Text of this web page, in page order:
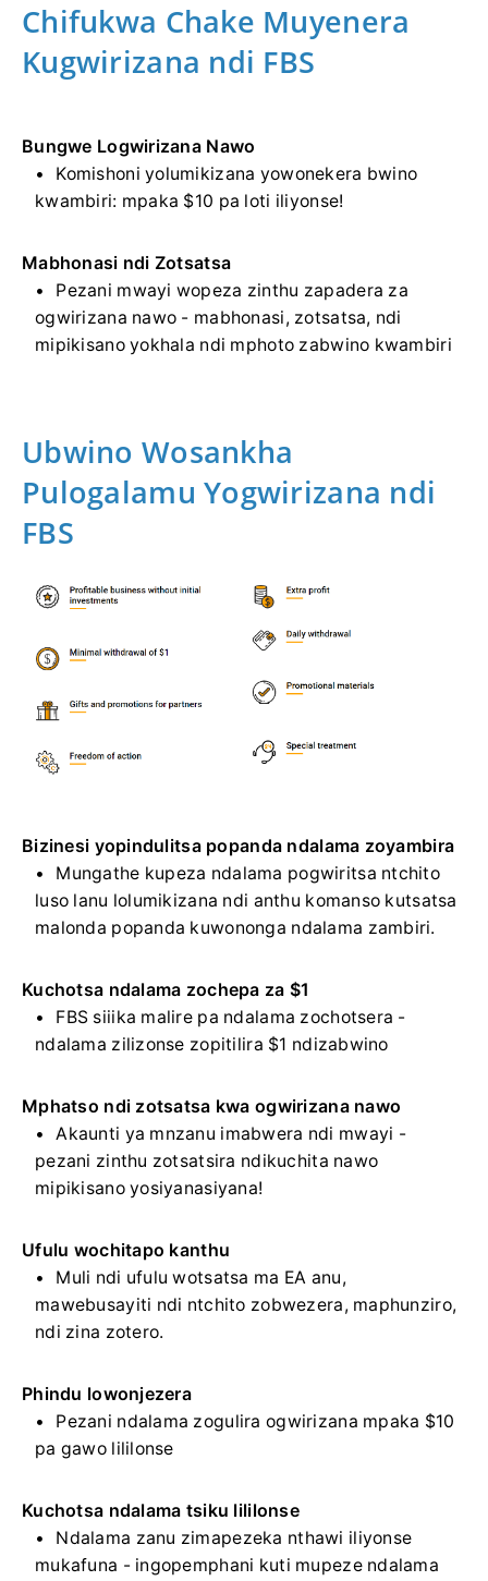
Chifukwa Chake Muyenera
Kugwirizana ndi FBS
Bungwe Logwirizana Nawo
Komishoni yolumikizana yowonekera bwino
kwambiri: mpaka $10 pa loti iliyonse!
Mabhonasi ndi Zotsatsa
Pezani mwayi wopeza zinthu zapadera za
ogwirizana nawo - mabhonasi, zotsatsa, ndi
mipikisano yokhala ndi mphoto zabwino kwambiri
Ubwino Wosankha
Pulogalamu Yogwirizana ndi
FBS
Bizinesi yopindulitsa popanda ndalama zoyambira
Mungathe kupeza ndalama pogwiritsa ntchito
luso lanu lolumikizana ndi anthu komanso kutsatsa
malonda popanda kuwononga ndalama zambiri.
Kuchotsa ndalama zochepa za $1
FBS siiika malire pa ndalama zochotsera -
ndalama zilizonse zopitilira $1 ndizabwino
Mphatso ndi zotsatsa kwa ogwirizana nawo
Akaunti ya mnzanu imabwera ndi mwayi -
pezani zinthu zotsatsira ndikuchita nawo
mipikisano yosiyanasiyana!
Ufulu wochitapo kanthu
Muli ndi ufulu wotsatsa ma EA anu,
mawebusayiti ndi ntchito zobwezera, maphunziro,
ndi zina zotero.
Phindu lowonjezera
Pezani ndalama zogulira ogwirizana mpaka $10
pa gawo lililonse
Kuchotsa ndalama tsiku lililonse
Ndalama zanu zimapezeka nthawi iliyonse
mukafuna - ingopemphani kuti mupeze ndalama